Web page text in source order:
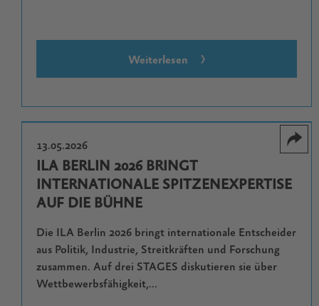
Weiterlesen
13.05.2026
ILA BERLIN 2026 BRINGT
INTERNATIONALE SPITZENEXPERTISE
AUF DIE BÜHNE
Die ILA Berlin 2026 bringt internationale Entscheider
aus Politik, Industrie, Streitkräften und Forschung
zusammen. Auf drei STAGES diskutieren sie über
Wettbewerbsfähigkeit,...